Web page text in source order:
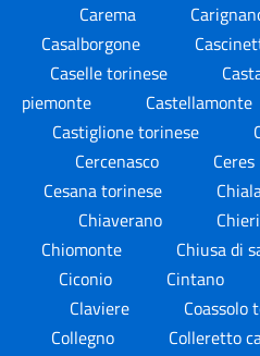
Carema
Casalborgone
Caselle torinese
piemonte
Castellamonte
Castiglione torinese
Cercenasco
Ceres
Cesana torinese
Chiaverano
Chieri
Chiomonte
Chiusa di
Ciconio
Cintano
Claviere
Coassolo
Collegno
Colleretto